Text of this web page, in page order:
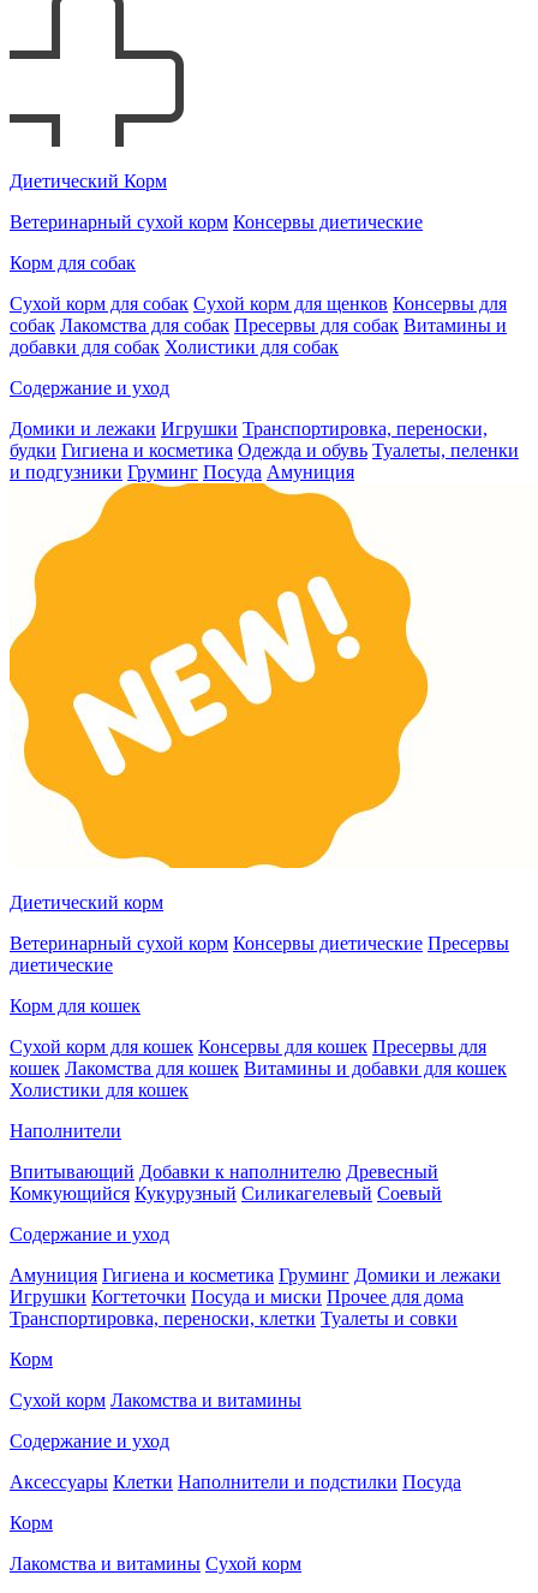
Диетический Корм
Ветеринарный сухой корм Консервы диетические
Корм для собак
Сухой корм для собак Сухой корм для щенков Консервы для
собак Лакомства для собак Пресервы для собак Витамины и
добавки для собак Холистики для собак
Содержание и уход
Домики и лежаки Игрушки Транспортировка, переноски,
будки Гигиена и косметика Одежда и обувь Туалеты, пеленки
и подгузники Груминг Посуда Амуниция
Диетический корм
Ветеринарный сухой корм Консервы диетические Пресервы
диетические
Корм для кошек
Сухой корм для кошек Консервы для кошек Пресервы для
кошек Лакомства для кошек Витамины и добавки для кошек
Холистики для кошек
Наполнители
Впитывающий Добавки к наполнителю Древесный
Комкующийся Кукурузный Силикагелевый Соевый
Содержание и уход
Амуниция Гигиена и косметика Груминг Домики и лежаки
Игрушки Когтеточки Посуда и миски Прочее для дома
Транспортировка, переноски, клетки Туалеты и совки
Корм
Сухой корм Лакомства и витамины
Содержание и уход
Аксессуары Клетки Наполнители и подстилки Посуда
Корм
Лакомства и витамины Сухой корм